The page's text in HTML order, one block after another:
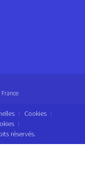
Cookies
réservés.